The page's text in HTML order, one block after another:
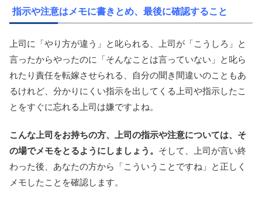
指示や注意はメモに書きとめ、最後に確認すること
上司に「やり方が違う」と叱られる、上司が「こうしろ」と
言ったからやったのに「そんなことは言っていない」と叱ら
れたり責任を転嫁させられる、自分の聞き間違いのこともあ
るけれど、分かりにくい指示を出してくる上司や指示したこ
とをすぐに忘れる上司は嫌ですよね。
こんな上司をお持ちの方、上司の指示や注意については、そ
の場でメモをとるようにしましょう。 そして、上司が言い終
わった後、あなたの方から「こういうことですね」と正しく
メモしたことを確認します。